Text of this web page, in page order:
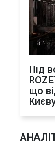
Під
що